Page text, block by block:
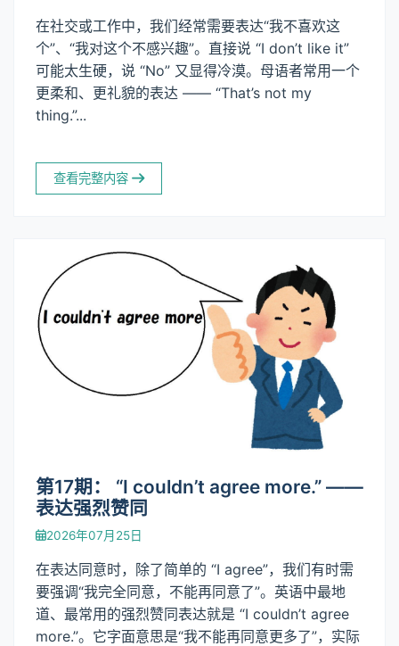
在社交或工作中，我们经常需要表达“我不喜欢这
个”、“我对这个不感兴趣”。直接说 “I don’t like it”
可能太生硬，说 “No” 又显得冷漠。母语者常用一个
更柔和、更礼貌的表达 —— “That’s not my
thing.”...
查看完整内容
第17期： “I couldn’t agree more.” ——
表达强烈赞同
2026年07月25日
在表达同意时，除了简单的 “I agree”，我们有时需
要强调“我完全同意，不能再同意了”。英语中最地
道、最常用的强烈赞同表达就是 “I couldn’t agree
more.”。它字面意思是“我不能再同意更多了”，实际